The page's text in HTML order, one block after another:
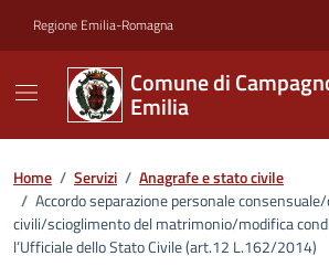
Regione Emilia-Romagna
Comune di
Emilia
Home / Servizi / Anagrafe e stato civile
/ Accordo separazione personale
civili/scioglimento del matrimonio/modifica
l’Ufficiale dello Stato Civile (art.12 L.162/2014)